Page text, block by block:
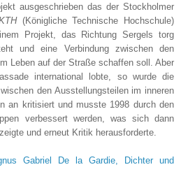
ausgeschrieben das der Stockholmer
(Königliche Technische Hochschule)
Projekt, das Richtung Sergels torg
und eine Verbindung zwischen den
Leben auf der Straße schaffen soll. Aber
international lobte, so wurde die
den Ausstellungsteilen im inneren
an kritisiert und musste 1998 durch den
verbessert werden, was sich dann
und erneut Kritik herausforderte.
Gabriel De la Gardie, Dichter und